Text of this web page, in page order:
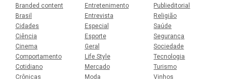
Branded content
Brasil
Cidades
Ciência
Cinema
Comportamento
Cotidiano
Crônicas
Entretenimento
Entrevista
Especial
Esporte
Geral
Life Style
Mercado
Moda
Publieditorial
Religião
Saúde
Segurança
Sociedade
Tecnologia
Turismo
Vinhos